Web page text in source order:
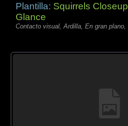
Plantilla: Squirrels Closeup
Glance
Contacto visual, Ardilla, En gran plano,